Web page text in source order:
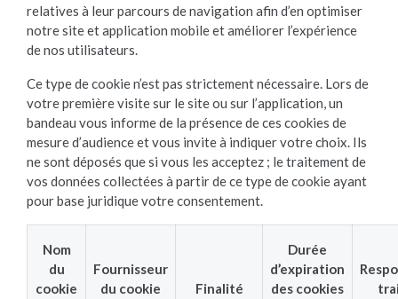
relatives à leur parcours de navigation afin d’en optimiser
notre site et application mobile et améliorer l’expérience
de nos utilisateurs.
Ce type de cookie n’est pas strictement nécessaire. Lors de
votre première visite sur le site ou sur l’application, un
bandeau vous informe de la présence de ces cookies de
mesure d’audience et vous invite à indiquer votre choix. Ils
ne sont déposés que si vous les acceptez ; le traitement de
vos données collectées à partir de ce type de cookie ayant
pour base juridique votre consentement.
Nom
du
cookie
Fournisseur
du cookie
Finalité
Durée
d’expiration
des cookies